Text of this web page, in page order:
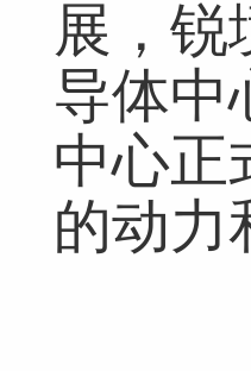
展，锐
导体中
中心正
的动力